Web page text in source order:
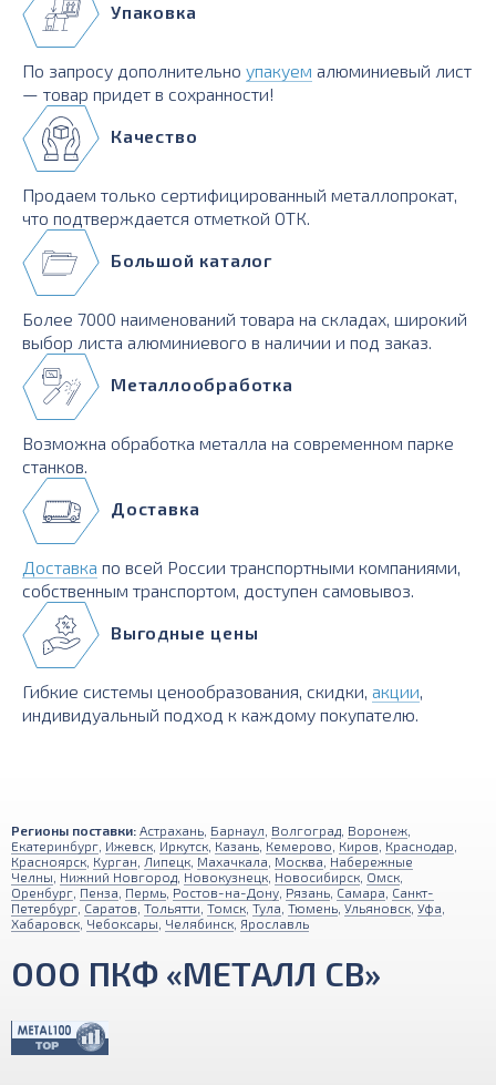
Упаковка
По запросу дополнительно упакуем алюминиевый лист
— товар придет в сохранности!
Качество
Продаем только сертифицированный металлопрокат,
что подтверждается отметкой ОТК.
Большой каталог
Более 7000 наименований товара на складах, широкий
выбор листа алюминиевого в наличии и под заказ.
Металлообработка
Возможна обработка металла на современном парке
станков.
Доставка
Доставка по всей России транспортными компаниями,
собственным транспортом, доступен самовывоз.
Выгодные цены
Гибкие системы ценообразования, скидки, акции,
индивидуальный подход к каждому покупателю.
Регионы поставки: Астрахань Барнаул Волгоград Воронеж
Екатеринбург Ижевск Иркутск Казань Кемерово Киров Краснодар
Красноярск Курган Липецк Махачкала Москва Набережные
Челны Нижний Новгород Новокузнецк Новосибирск Омск
Оренбург Пенза Пермь Ростов-на-Дону Рязань Самара Санкт-
Петербург Саратов Тольятти Томск Тула Тюмень Ульяновск Уфа
Хабаровск Чебоксары Челябинск Ярославль
ООО ПКФ «МЕТАЛЛ СВ»